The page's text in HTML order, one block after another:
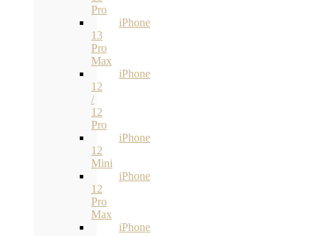
Pro
iPhone
13
Pro
Max
iPhone
12
/
12
Pro
iPhone
12
Mini
iPhone
12
Pro
Max
iPhone